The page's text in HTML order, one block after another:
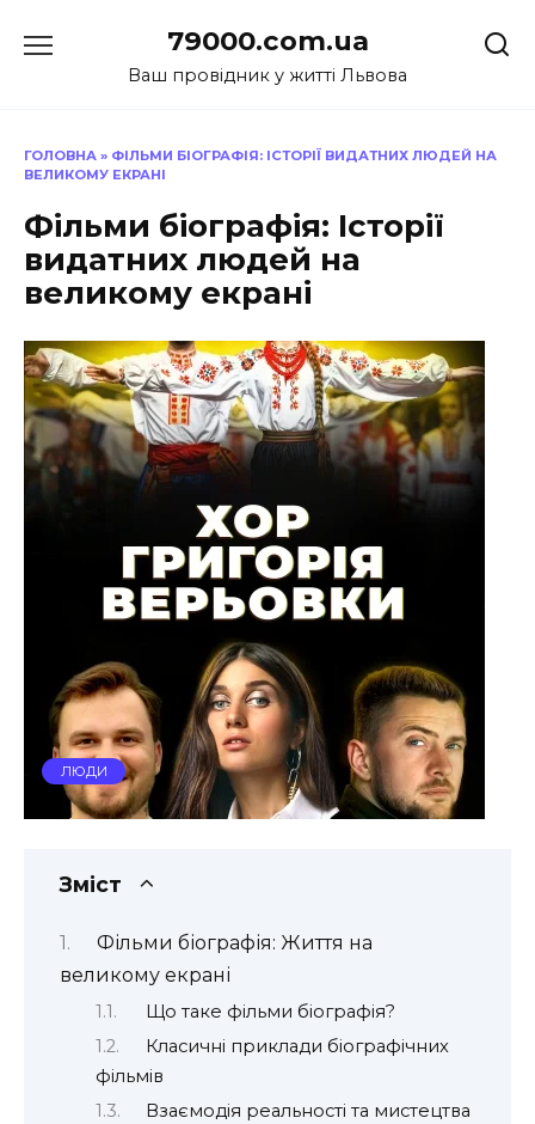
до
79000.com.ua
Ваш провідник у житті Львова
ГОЛОВНА » ФІЛЬМИ БІОГРАФІЯ: ІСТОРІЇ ВИДАТНИХ ЛЮДЕЙ НА
ВЕЛИКОМУ ЕКРАНІ
Фільми біографія: Історії
видатних людей на
великому екрані
ЛЮДИ
Зміст
Фільми біографія: Життя на
великому екрані
Що таке фільми біографія?
Класичні приклади біографічних
фільмів
Взаємодія реальності та мистецтва